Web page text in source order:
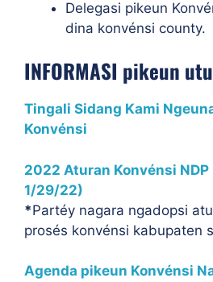
Delegasi pikeun
dina konvénsi county.
INFORMASI pikeun
Tingali Sidang Kami
Konvénsi
2022 Aturan Konvénsi
1/29/22)
*Partéy nagara ngadopsi
prosés konvénsi kabupaten
Agenda pikeun Konvénsi